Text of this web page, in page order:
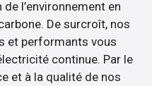
l’environnement en
De surcroît, nos
et performants vous
continue. Par le
et à la qualité de nos